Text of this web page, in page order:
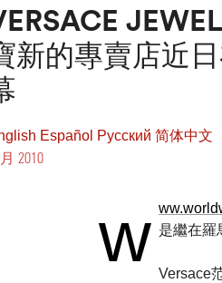
新的專賣店近
Español Pусский 简体中文
2010
w 是繼在羅
Versace